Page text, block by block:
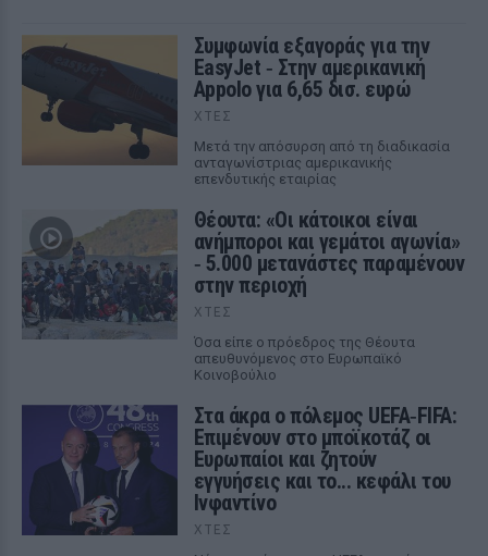
Συμφωνία εξαγοράς για την
EasyJet ‑ Στην αμερικανική
Appolo για 6,65 δισ. ευρώ
ΧΤΕΣ
Μετά την απόσυρση από τη διαδικασία
ανταγωνίστριας αμερικανικής
επενδυτικής εταιρίας
Θέουτα: «Οι κάτοικοι είναι
ανήμποροι και γεμάτοι αγωνία»
‑ 5.000 μετανάστες παραμένουν
στην περιοχή
ΧΤΕΣ
Όσα είπε ο πρόεδρος της Θέουτα
απευθυνόμενος στο Ευρωπαϊκό
Κοινοβούλιο
Στα άκρα ο πόλεμος UEFA‑FIFA:
Επιμένουν στο μποϊκοτάζ οι
Ευρωπαίοι και ζητούν
εγγυήσεις και το... κεφάλι του
Ινφαντίνο
ΧΤΕΣ